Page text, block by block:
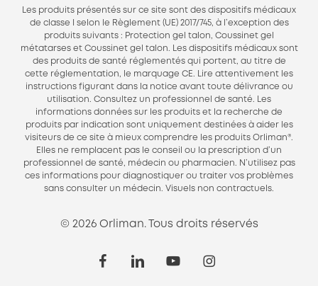
Les produits présentés sur ce site sont des dispositifs médicaux
de classe I selon le Règlement (UE) 2017/745, à l’exception des
produits suivants : Protection gel talon, Coussinet gel
métatarses et Coussinet gel talon. Les dispositifs médicaux sont
des produits de santé réglementés qui portent, au titre de
cette réglementation, le marquage CE. Lire attentivement les
instructions figurant dans la notice avant toute délivrance ou
utilisation. Consultez un professionnel de santé. Les
informations données sur les produits et la recherche de
produits par indication sont uniquement destinées à aider les
visiteurs de ce site à mieux comprendre les produits Orliman®.
Elles ne remplacent pas le conseil ou la prescription d’un
professionnel de santé, médecin ou pharmacien. N’utilisez pas
ces informations pour diagnostiquer ou traiter vos problèmes
sans consulter un médecin. Visuels non contractuels.
© 2026 Orliman. Tous droits réservés
facebooklinkedinyoutubeinstagram